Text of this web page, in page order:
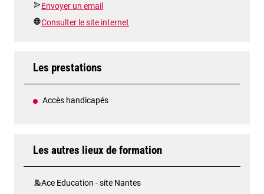
Envoyer un email
Consulter le site internet
Les prestations
Accès handicapés
Les autres lieux de formation
Ace Education - site Nantes